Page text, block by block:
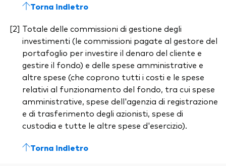
Torna indietro
Totale delle commissioni di gestione degli
investimenti (le commissioni pagate al gestore del
portafoglio per investire il denaro del cliente e
gestire il fondo) e delle spese amministrative e
altre spese (che coprono tutti i costi e le spese
relativi al funzionamento del fondo, tra cui spese
amministrative, spese dell'agenzia di registrazione
e di trasferimento degli azionisti, spese di
custodia e tutte le altre spese d'esercizio).
Torna indietro